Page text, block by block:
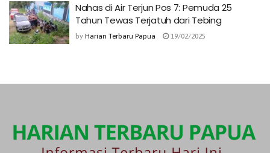
Nahas di Air Terjun Pos 7: Pemuda 25
Tahun Tewas Terjatuh dari Tebing
by Harian Terbaru Papua 19/02/2025